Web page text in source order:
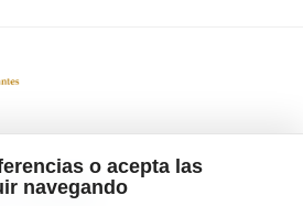
o acepta las
navegando
s/n 50600
Zaragoza